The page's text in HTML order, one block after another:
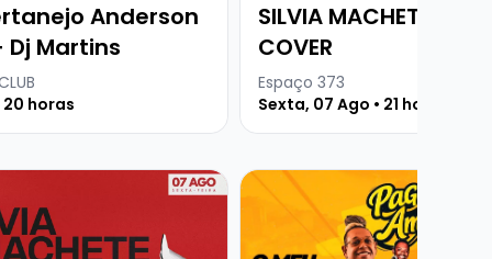
Anderson
Dj Martins
20 horas
SILVIA MACHETE -
COVER
Espaço 373
Sexta, 07 Ago • 21 horas
MACHETE - UNDER THE COVERVeja mais sobre PAGODE DO